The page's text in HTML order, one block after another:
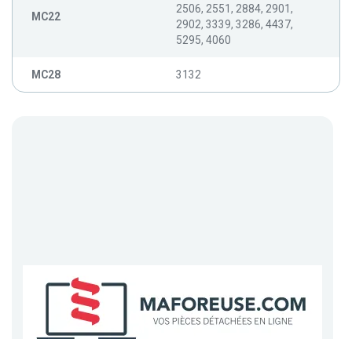
MC22
2506, 2551, 2884, 2901,
2902, 3339, 3286, 4437,
5295, 4060
MC28 3132